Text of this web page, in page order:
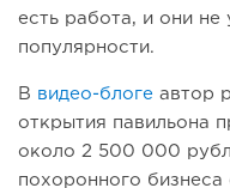
есть работа, и они не
популярности.
В видео-блоге автор
открытия павильона
около 2 500 000
похоронного бизнеса